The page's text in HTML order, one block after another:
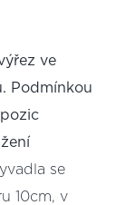
ve
Podmínkou
se
10cm, v